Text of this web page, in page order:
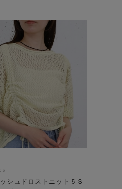
シュドロストニット５Ｓ